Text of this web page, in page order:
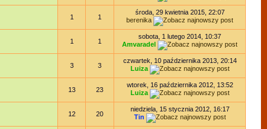
1 1
środa, 29 kwietnia 2015, 22:07
berenika
1 1
sobota, 1 lutego 2014, 10:37
Amvaradel
3 3
czwartek, 10 października 2013, 20:14
Luiza
13 23
wtorek, 16 października 2012, 13:52
Luiza
12 20
niedziela, 15 stycznia 2012, 16:17
Tin